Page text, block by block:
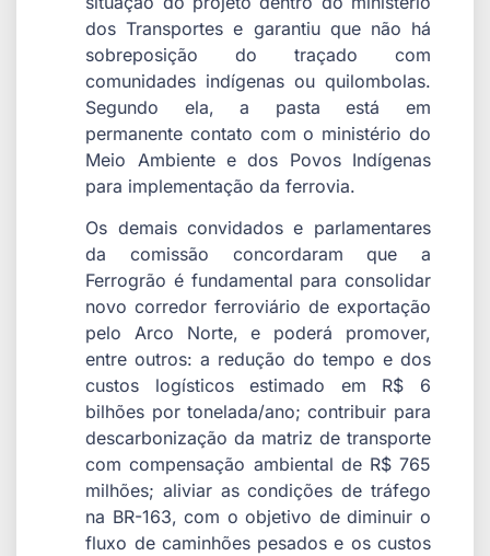
dos Transportes e garantiu que não há
sobreposição do traçado com
comunidades indígenas ou quilombolas.
Segundo ela, a pasta está em
permanente contato com o ministério do
Meio Ambiente e dos Povos Indígenas
para implementação da ferrovia.
Os demais convidados e parlamentares
da comissão concordaram que a
Ferrogrão é fundamental para consolidar
novo corredor ferroviário de exportação
pelo Arco Norte, e poderá promover,
entre outros: a redução do tempo e dos
custos logísticos estimado em R$ 6
bilhões por tonelada/ano; contribuir para
descarbonização da matriz de transporte
com compensação ambiental de R$ 765
milhões; aliviar as condições de tráfego
na BR-163, com o objetivo de diminuir o
fluxo de caminhões pesados e os custos